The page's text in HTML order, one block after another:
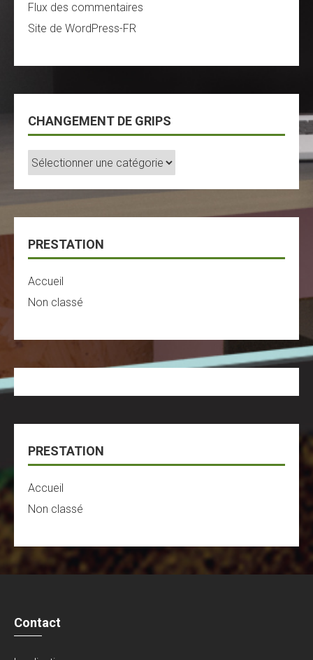
Flux des commentaires
Site de WordPress-FR
CHANGEMENT DE GRIPS
Changement
De
Grips
PRESTATION
Accueil
Non classé
PRESTATION
Accueil
Non classé
Contact